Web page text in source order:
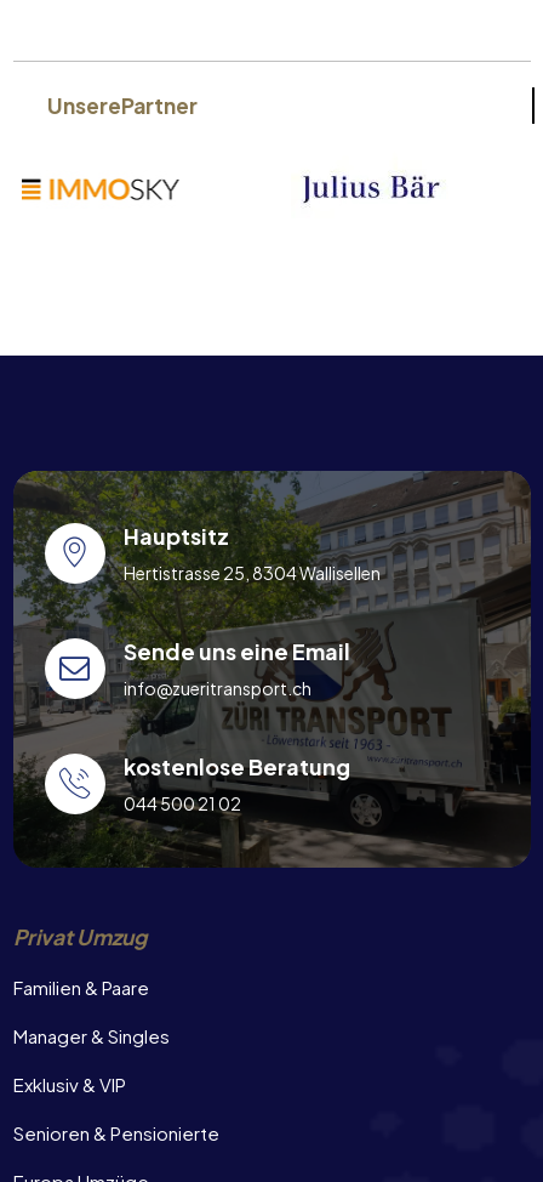
UnserePartner
Hauptsitz
Hertistrasse 25, 8304 Wallisellen
Sende uns eine Email
info@zueritransport.ch
kostenlose Beratung
044 500 21 02
Privat Umzug
Familien & Paare
Manager & Singles
Exklusiv & VIP
Senioren & Pensionierte